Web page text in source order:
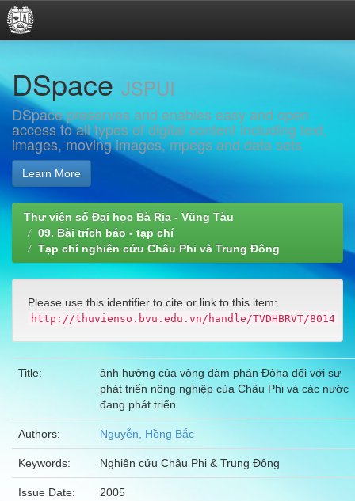
navigation
DSpace JSPUI
DSpace preserves and enables easy and open
access to all types of digital content including text,
images, moving images, mpegs and data sets
Learn More
Thư viện số Đại học Bà Rịa - Vũng Tàu
09. Bài trích báo - tạp chí
Tạp chí nghiên cứu Châu Phi và Trung Đông
Please use this identifier to cite or link to this item:
http://thuvienso.bvu.edu.vn/handle/TVDHBRVT/8014
Title:
ảnh hưởng của vòng đàm phán Đôha đối với sự
phát triển nông nghiệp của Châu Phi và các nước
đang phát triển
Authors: Nguyễn, Hồng Bắc
Keywords: Nghiên cứu Châu Phi & Trung Đông
Issue Date: 2005